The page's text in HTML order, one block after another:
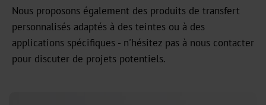
Graphical
UBH
BBN
Nous proposons également des produits de transfert
personnalisés adaptés à des teintes ou à des
applications spécifiques - n'hésitez pas à nous contacter
pour discuter de projets potentiels.